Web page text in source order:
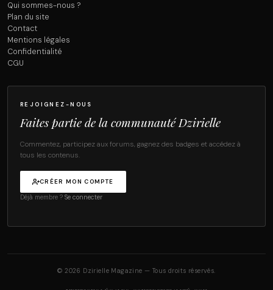
Qui sommes-nous ?
Plan du site
Contact
Mentions légales
Confidentialité
CGU
REJOIGNEZ-NOUS
Faites partie de la communauté Dzirielle
Commentez, participez aux forums, gagnez des badges et accédez à
tous les contenus.
CRÉER MON COMPTE
Déjà membre ? Se connecter
© 2026 Dzirielle Magazine — Tous droits réservés.